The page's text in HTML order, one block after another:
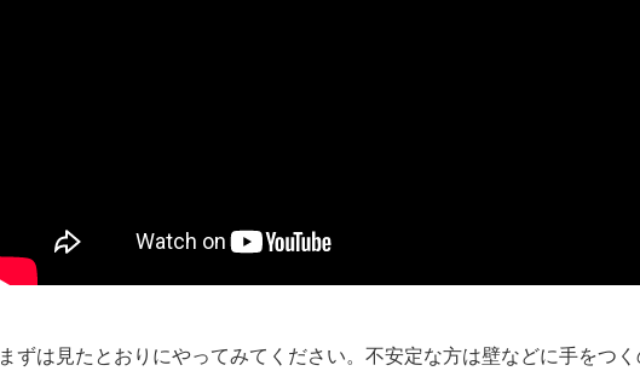
まずは見たとおりにやってみてください。不安定な方は壁などに手をつく